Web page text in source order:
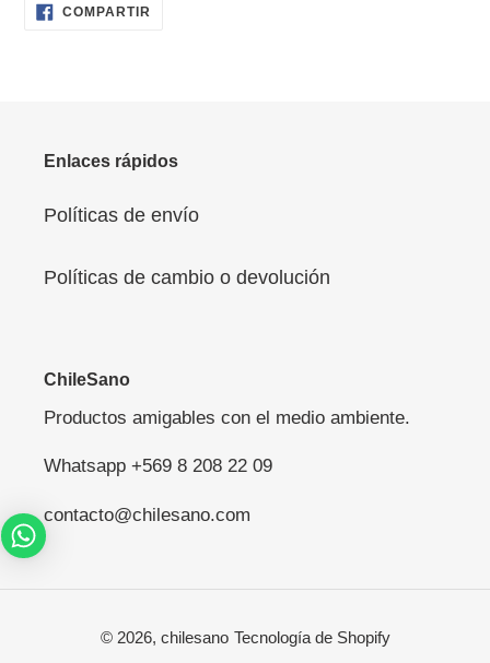
COMPARTIR
EN
Enlaces rápidos
Políticas de envío
Políticas de cambio o devolución
ChileSano
Productos amigables con el medio ambiente.
Whatsapp +569 8 208 22 09
contacto@chilesano.com
© 2026, chilesano Tecnología de Shopify